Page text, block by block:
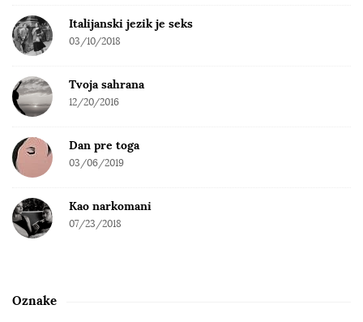
Italijanski jezik je seks
03/10/2018
Tvoja sahrana
12/20/2016
Dan pre toga
03/06/2019
Kao narkomani
07/23/2018
Oznake